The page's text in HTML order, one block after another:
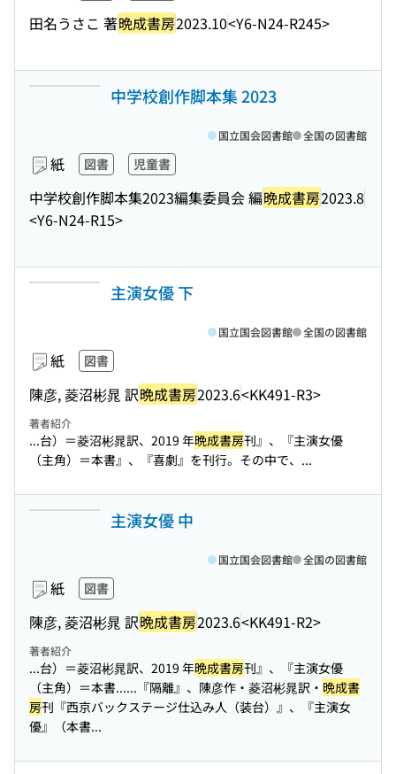
田名うさこ 著晩成書房2023.10<Y6-N24-R245>
中学校創作脚本集 2023
紙 図書 児童書
中学校創作脚本集2023編集委員会 編晩成書房2023.8
<Y6-N24-R15>
国立国会図書館 全国の図書館
主演女優 下
紙 図書
陳彦, 菱沼彬晁 訳晩成書房2023.6<KK491-R3>
国立国会図書館 全国の図書館
著者紹介
...台）＝菱沼彬晁訳、2019 年晩成書房刊』、『主演女優
（主角）＝本書』、『喜劇』を刊行。その中で、...
主演女優 中
紙 図書
陳彦, 菱沼彬晁 訳晩成書房2023.6<KK491-R2>
国立国会図書館 全国の図書館
著者紹介
...台）＝菱沼彬晁訳、2019 年晩成書房刊』、『主演女優
（主角）＝本書......『隔離』、陳彦作・菱沼彬晁訳・ 晩成書
房刊『西京バックステージ仕込み人（装台）』、『主演女
優』（本書...